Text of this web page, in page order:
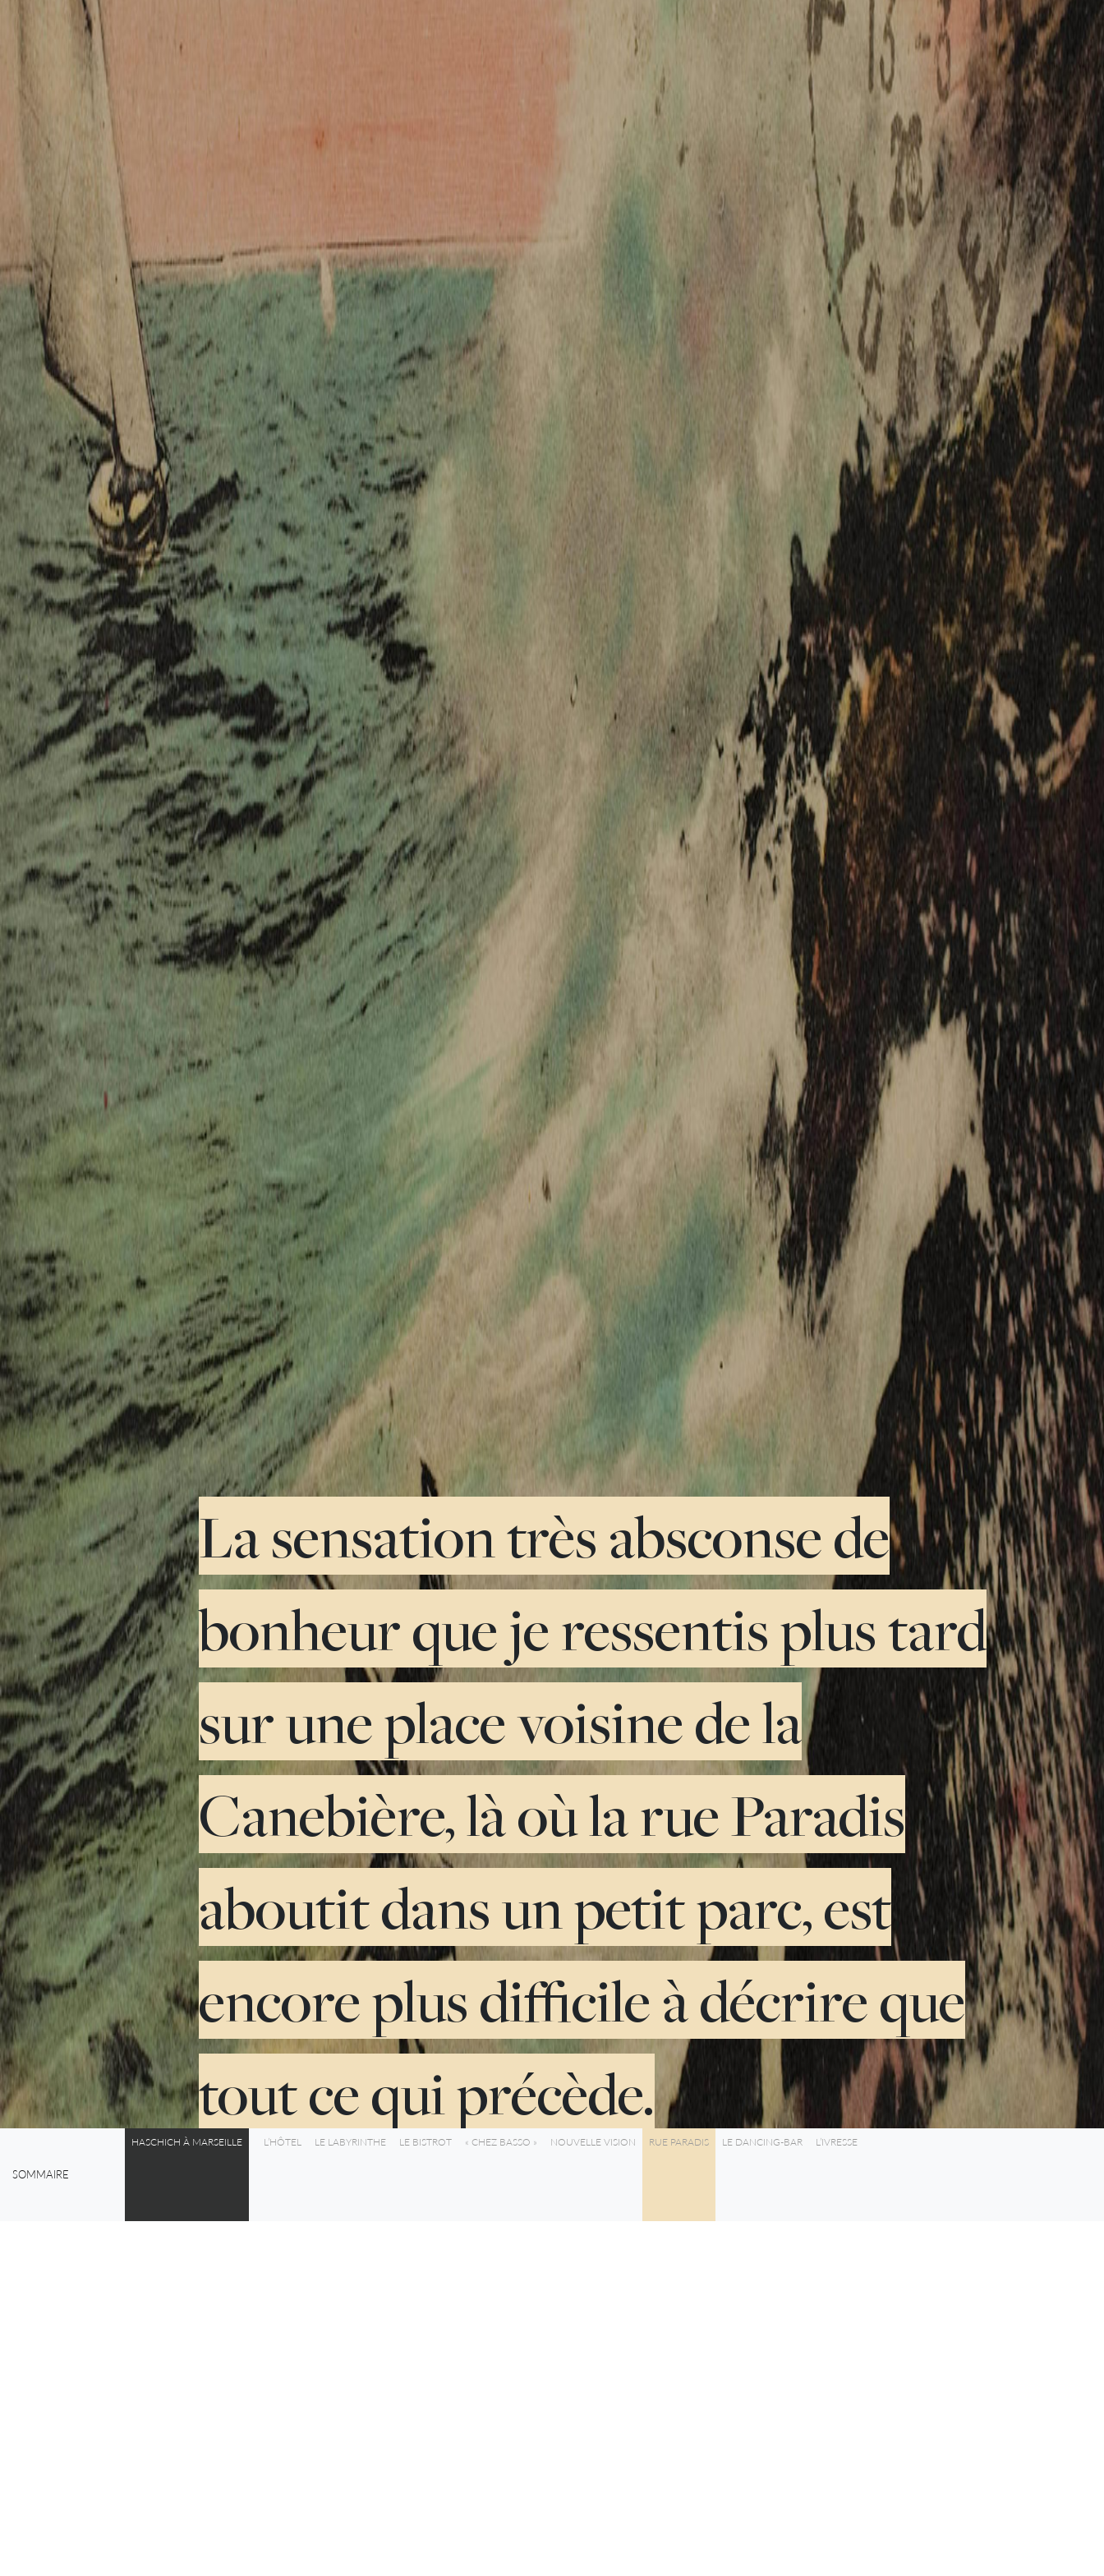
La sensation très absconse de
bonheur que je ressentis plus tard
sur une place voisine de la
Canebière, là où la rue Paradis
aboutit dans un petit parc, est
encore plus difficile à décrire que
tout ce qui précède.
SOMMAIRE
HASCHICH À MARSEILLE L’HÔTEL LE LABYRINTHE LE BISTROT « CHEZ BASSO » NOUVELLE VISION RUE PARADIS LE DANCING-BAR L’IVRESSE